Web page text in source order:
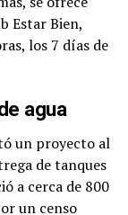
Estar Bien,
los 7 días de
agua
un proyecto al
de tanques
a cerca de 800
un censo